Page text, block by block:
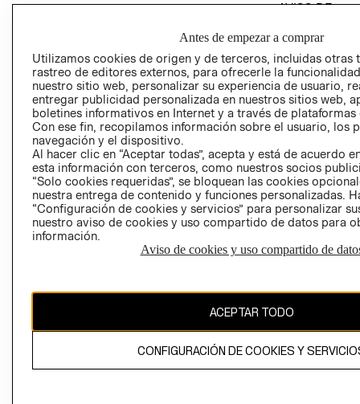
AVISO DE
GIFT CARD
AVISO DE
Perú (S/)
CAMBIAR REGIÓN
propiedad de H&M Hennes & Mauritz AB
Antes de empezar a comprar
Utilizamos cookies de origen y de terceros, incluidas otras
rastreo de editores externos, para ofrecerle la
nuestro sitio web, personalizar su experiencia de usuario,
entregar publicidad personalizada en nuestros sitios web,
boletines informativos en Internet y a través de plataformas
Con ese fin, recopilamos información sobre el usuario, los
navegación y el dispositivo.
Al hacer clic en “Aceptar todas”, acepta y está de acuerdo
esta información con terceros, como nuestros socios
“Solo cookies requeridas”, se bloquean las cookies
nuestra entrega de contenido y funciones personalizadas.
“Configuración de cookies y servicios” para personalizar
nuestro aviso de cookies y uso compartido de datos para
información.
Aviso de cookies y uso compartido de
ACEPTAR TODO
CONFIGURACIÓN DE COOKIES Y